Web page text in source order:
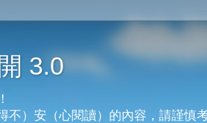
3.0
不）安（心閱讀）的內容，請謹慎